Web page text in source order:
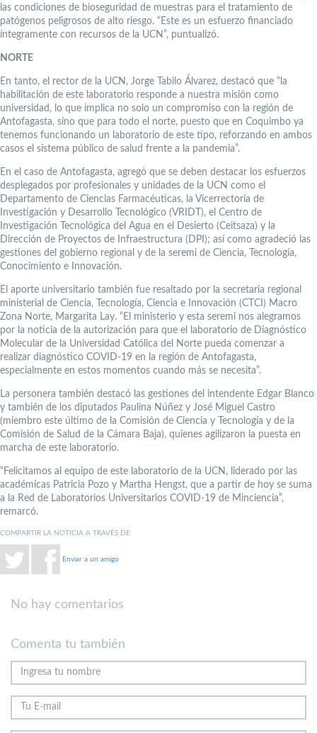
las condiciones de bioseguridad de muestras para el tratamiento de
patógenos peligrosos de alto riesgo. “Este es un esfuerzo financiado
íntegramente con recursos de la UCN”, puntualizó.
NORTE
En tanto, el rector de la UCN, Jorge Tabilo Álvarez, destacó que “la
habilitación de este laboratorio responde a nuestra misión como
universidad, lo que implica no solo un compromiso con la región de
Antofagasta, sino que para todo el norte, puesto que en Coquimbo ya
tenemos funcionando un laboratorio de este tipo, reforzando en ambos
casos el sistema público de salud frente a la pandemia”.
En el caso de Antofagasta, agregó que se deben destacar los esfuerzos
desplegados por profesionales y unidades de la UCN como el
Departamento de Ciencias Farmacéuticas, la Vicerrectoría de
Investigación y Desarrollo Tecnológico (VRIDT), el Centro de
Investigación Tecnológica del Agua en el Desierto (Ceitsaza) y la
Dirección de Proyectos de Infraestructura (DPI); así como agradeció las
gestiones del gobierno regional y de la seremi de Ciencia, Tecnología,
Conocimiento e Innovación.
El aporte universitario también fue resaltado por la secretaria regional
ministerial de Ciencia, Tecnología, Ciencia e Innovación (CTCI) Macro
Zona Norte, Margarita Lay. “El ministerio y esta seremi nos alegramos
por la noticia de la autorización para que el laboratorio de Diagnóstico
Molecular de la Universidad Católica del Norte pueda comenzar a
realizar diagnóstico COVID-19 en la región de Antofagasta,
especialmente en estos momentos cuando más se necesita”.
La personera también destacó las gestiones del intendente Edgar Blanco
y también de los diputados Paulina Núñez y José Miguel Castro
(miembro este último de la Comisión de Ciencia y Tecnología y de la
Comisión de Salud de la Cámara Baja), quienes agilizaron la puesta en
marcha de este laboratorio.
“Felicitamos al equipo de este laboratorio de la UCN, liderado por las
académicas Patricia Pozo y Martha Hengst, que a partir de hoy se suma
a la Red de Laboratorios Universitarios COVID-19 de Minciencia”,
remarcó.
COMPARTIR LA NOTICIA A TRAVÉS DE:
Enviar a un amigo
No hay comentarios
Comenta tu también